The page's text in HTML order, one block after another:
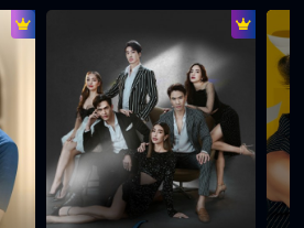
เรื่องย่อละคร ซ่านเสน่หา May you love me?
ซ่านเสน่หา เริ่ม 21 มีนาคมนี้
ซ่านเสน่หา เริ่ม 21 มีนาคมนี้